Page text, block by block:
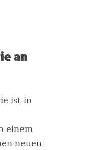
an
ist in
einem
neuen